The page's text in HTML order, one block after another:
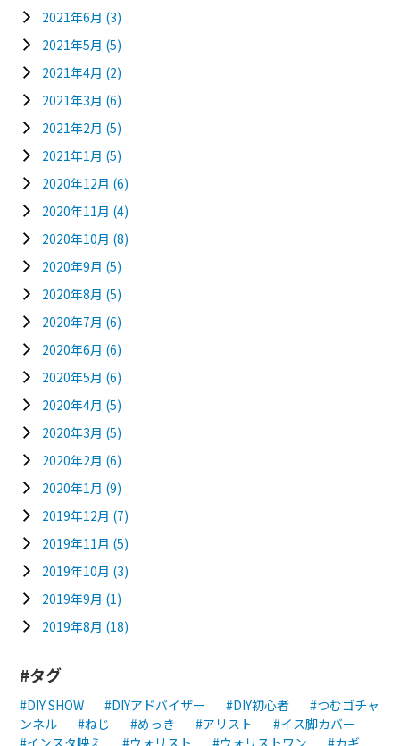
2021年6月 (3)
2021年5月 (5)
2021年4月 (2)
2021年3月 (6)
2021年2月 (5)
2021年1月 (5)
2020年12月 (6)
2020年11月 (4)
2020年10月 (8)
2020年9月 (5)
2020年8月 (5)
2020年7月 (6)
2020年6月 (6)
2020年5月 (6)
2020年4月 (5)
2020年3月 (5)
2020年2月 (6)
2020年1月 (9)
2019年12月 (7)
2019年11月 (5)
2019年10月 (3)
2019年9月 (1)
2019年8月 (18)
タグ
DIY SHOW DIYアドバイザー DIY初心者
つむゴチャ
ンネル
ねじ めっき アリスト
イス脚カバー